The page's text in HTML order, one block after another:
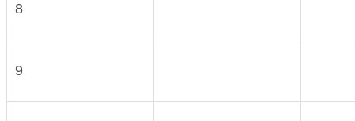
8
9